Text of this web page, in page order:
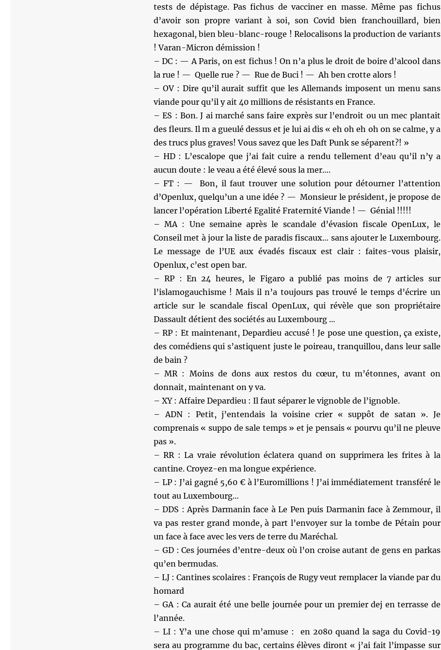
tests de dépistage. Pas fichus de vacciner en masse. Même pas fichus
d’avoir son propre variant à soi, son Covid bien franchouillard, bien
hexagonal, bien bleu-blanc-rouge ! Relocalisons la production de variants
! Varan-Micron démission !
– DC : — A Paris, on est fichus ! On n’a plus le droit de boire d’alcool dans
la rue ! — Quelle rue ? — Rue de Buci ! — Ah ben crotte alors !
– OV : Dire qu’il aurait suffit que les Allemands imposent un menu sans
viande pour qu’il y ait 40 millions de résistants en France.
– ES : Bon. J ai marché sans faire exprès sur l’endroit ou un mec plantait
des fleurs. Il m a gueulé dessus et je lui ai dis « eh oh eh oh on se calme, y a
des trucs plus graves! Vous savez que les Daft Punk se séparent?! »
– HD : L’escalope que j’ai fait cuire a rendu tellement d’eau qu’il n’y a
aucun doute : le veau a été élevé sous la mer….
– FT : — Bon, il faut trouver une solution pour détourner l’attention
d’Openlux, quelqu’un a une idée ? — Monsieur le président, je propose de
lancer l’opération Liberté Egalité Fraternité Viande ! — Génial !!!!!
– MA : Une semaine après le scandale d’évasion fiscale OpenLux, le
Conseil met à jour la liste de paradis fiscaux… sans ajouter le Luxembourg.
Le message de l’UE aux évadés fiscaux est clair : faites-vous plaisir,
Openlux, c’est open bar.
– RP : En 24 heures, le Figaro a publié pas moins de 7 articles sur
l’islamogauchisme ! Mais il n’a toujours pas trouvé le temps d’écrire un
article sur le scandale fiscal OpenLux, qui révèle que son propriétaire
Dassault détient des sociétés au Luxembourg …
– RP : Et maintenant, Depardieu accusé ! Je pose une question, ça existe,
des comédiens qui s’astiquent juste le poireau, tranquillou, dans leur salle
de bain ?
– MR : Moins de dons aux restos du cœur, tu m’étonnes, avant on
donnait, maintenant on y va.
– XY : Affaire Depardieu : Il faut séparer le vignoble de l’ignoble.
– ADN : Petit, j’entendais la voisine crier « suppôt de satan ». Je
comprenais « suppo de sale temps » et je pensais « pourvu qu’il ne pleuve
pas ».
– RR : La vraie révolution éclatera quand on supprimera les frites à la
cantine. Croyez-en ma longue expérience.
– LP : J’ai gagné 5,60 € à l’Euromillions ! J’ai immédiatement transféré le
tout au Luxembourg…
– DDS : Après Darmanin face à Le Pen puis Darmanin face à Zemmour, il
va pas rester grand monde, à part l’envoyer sur la tombe de Pétain pour
un face à face avec les vers de terre du Maréchal.
– GD : Ces journées d’entre-deux où l’on croise autant de gens en parkas
qu’en bermudas.
– LJ : Cantines scolaires : François de Rugy veut remplacer la viande par du
homard
– GA : Ca aurait été une belle journée pour un premier dej en terrasse de
l’année.
– LI : Y’a une chose qui m’amuse : en 2080 quand la saga du Covid-19
sera au programme du bac, certains élèves diront « j’ai fait l’impasse sur